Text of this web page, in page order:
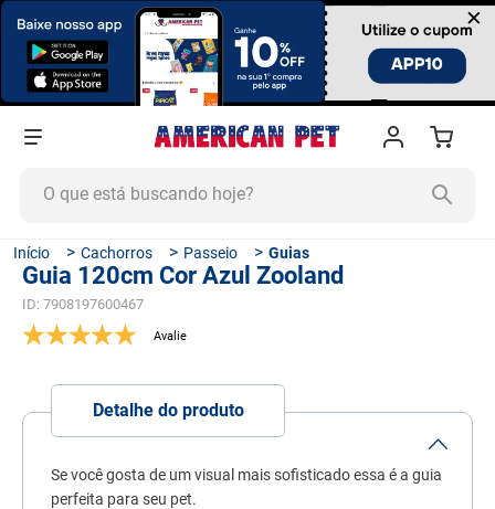
×
Cachorros Passeio Guias
Guia 120cm Cor Azul Zooland
ID: 7908197600467
Detalhe do produto
Se você gosta de um visual mais sofisticado essa é a guia
perfeita para seu pet.
TERMOS MAIS BUSCADOS
1º
ração cachorro
areia
5º
ração
6º
fórmula natural